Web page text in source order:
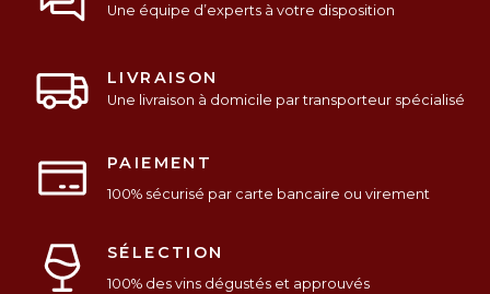
Une équipe d’experts à votre disposition
LIVRAISON
Une livraison à domicile par transporteur spécialisé
PAIEMENT
100% sécurisé par carte bancaire ou virement
SÉLECTION
100% des vins dégustés et approuvés